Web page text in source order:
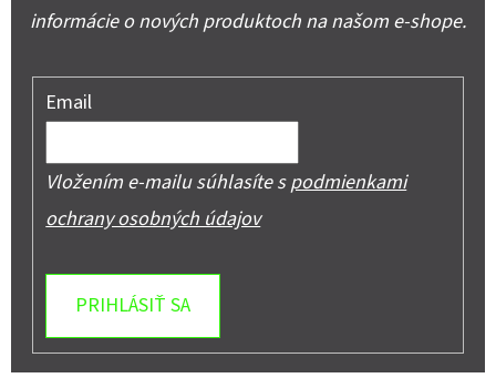
informácie o nových produktoch na našom e-shope.
Email
Vložením e-mailu súhlasíte spodmienkami
ochrany osobných údajov
PRIHLÁSIŤ SA